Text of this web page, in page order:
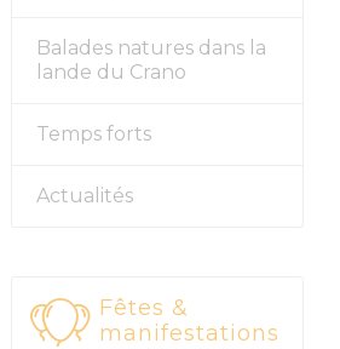
Balades natures dans la
lande du Crano
Temps forts
Actualités
Fêtes &
manifestations